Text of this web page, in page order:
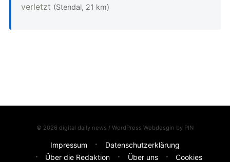
verletzt (Stendal, 21 km)
© 2026 digital daily news / WordPress Webdesgin by PIN
Impressum
Datenschutzerklärung
Über die Redaktion
Über uns
Cookies